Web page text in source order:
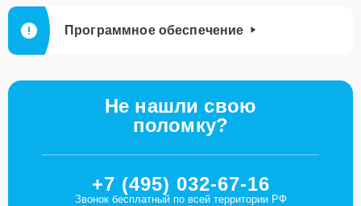
Программное обеспечение
Не нашли свою
поломку?
+7 (495) 032-67-16
Звонок бесплатный по всей территории РФ